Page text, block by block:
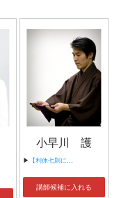
小早川 護
▶ 【利休七則に学ぶ、日本人のこころ】
講師候補に入れる